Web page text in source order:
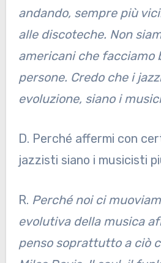
andando, sempre più
alle discoteche. Non
americani che facciamo
persone. Credo che i
evoluzione, siano i
D. Perché affermi con
jazzisti siano i musicisti
R. Perché noi ci
evolutiva della musica
penso soprattutto a ciò